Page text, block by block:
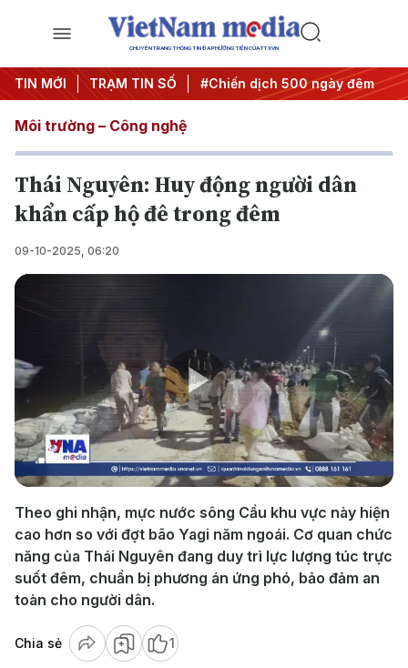
CHUYÊN TRANG THÔNG TIN ĐA PHƯƠNG TIỆN CỦA TTXVN
TIN MỚI TRẠM TIN SỐ
quyết thành hành động #Chiến dịch 500 ngày đêm
Môi trường – Công nghệ
Thái Nguyên: Huy động người dân
khẩn cấp hộ đê trong đêm
09-10-2025, 06:20
Play
Video
Theo ghi nhận, mực nước sông Cầu khu vực này hiện
cao hơn so với đợt bão Yagi năm ngoái. Cơ quan chức
năng của Thái Nguyên đang duy trì lực lượng túc trực
suốt đêm, chuẩn bị phương án ứng phó, bảo đảm an
toàn cho người dân.
Chia sẻ 1